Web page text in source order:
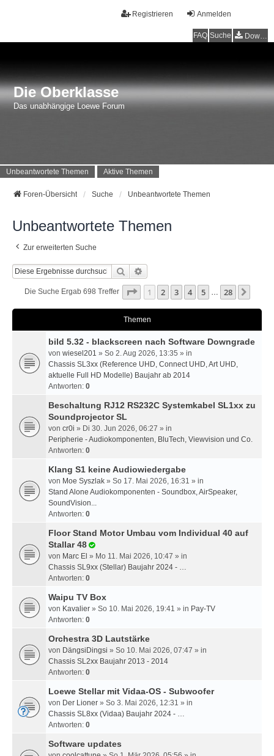
Anmelden
Registrieren
FAQ Suche Downloads
Die Oberklasse
Das unabhängige Loewe Forum
Unbeantwortete Themen Aktive Themen
Foren-Übersicht Suche Unbeantwortete Themen
Unbeantwortete Themen
Zur erweiterten Suche
Suche
Die Suche Ergab 698 Treffer Seite 1Von 28
1 2 3 4 5 … 28
Themen
bild 5.32 - blackscreen nach Software Downgrade
von wiesel201 » So 2. Aug 2026, 13:35 » in
Chassis SL3xx (Reference UHD, Connect UHD, Art UHD,
aktuelle Full HD Modelle) Baujahr ab 2014
Antworten: 0
Beschaltung RJ12 RS232C Systemkabel SL1xx zu
Soundprojector SL
von cr0i » Di 30. Jun 2026, 06:27 » in
Peripherie - Audiokomponenten, BluTech, Viewvision und Co.
Antworten: 0
Klang S1 keine Audiowiedergabe
von Moe Syszlak » So 17. Mai 2026, 16:31 » in
Stand Alone Audiokomponenten - Soundbox, AirSpeaker,
SoundVision...
Antworten: 0
Floor Stand Motor Umbau vom Individual 40 auf
Stallar 48
von Marc El » Mo 11. Mai 2026, 10:47 » in
Chassis SL9xx (Stellar) Baujahr 2024 - …
Antworten: 0
Waipu TV Box
von Kavalier » So 10. Mai 2026, 19:41 » in Pay-TV
Antworten: 0
Orchestra 3D Lautstärke
von DängsiDingsi » So 10. Mai 2026, 07:47 » in
Chassis SL2xx Baujahr 2013 - 2014
Antworten: 0
Loewe Stellar mit Vidaa-OS - Subwoofer
von Der Lioner » So 3. Mai 2026, 12:31 » in
Chassis SL8xx (Vidaa) Baujahr 2024 - …
Antworten: 0
Software updates